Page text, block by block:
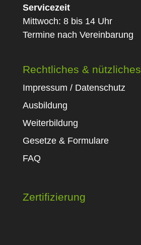
Servicezeit
Mittwoch: 8 bis 14 Uhr
Termine nach Vereinbarung
Rechtliches & nützliches
Impressum / Datenschutz
Ausbildung
Weiterbildung
Gesetze & Formulare
FAQ
Zertifizierung